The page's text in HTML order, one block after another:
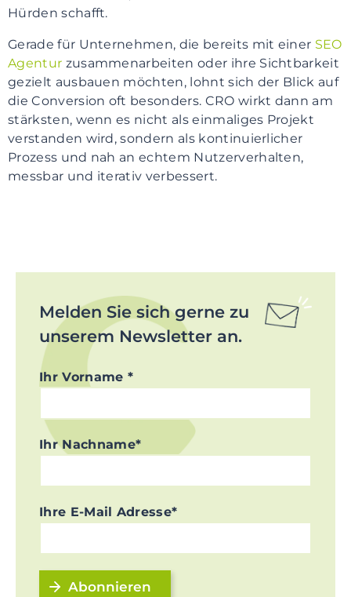
Hürden schafft.
Gerade für Unternehmen, die bereits mit einer SEO
Agentur zusammenarbeiten oder ihre Sichtbarkeit
gezielt ausbauen möchten, lohnt sich der Blick auf
die Conversion oft besonders. CRO wirkt dann am
stärksten, wenn es nicht als einmaliges Projekt
verstanden wird, sondern als kontinuierlicher
Prozess und nah an echtem Nutzerverhalten,
messbar und iterativ verbessert.
Melden Sie sich gerne zu
unserem Newsletter an.
Ihr Vorname *
Ihr Nachname*
Ihre E-Mail Adresse*